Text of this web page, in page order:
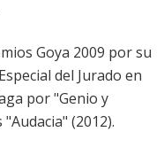
Goya 2009 por su
del Jurado en
por "Genio y
(2012).